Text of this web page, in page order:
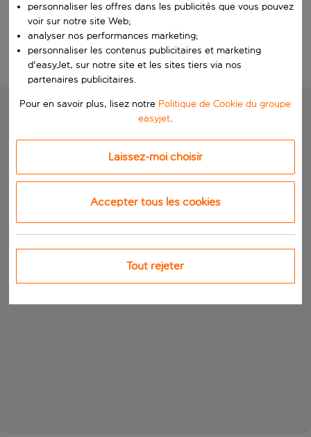
Rechercher
personnaliser les offres dans les publicités que vous pouvez
voir sur notre site Web;
analyser nos performances marketing;
personnaliser les contenus publicitaires et marketing
d'easyJet, sur notre site et les sites tiers via nos
partenaires publicitaires.
Pour en savoir plus, lisez notre Politique de Cookie du groupe
easyjet.
Laissez-moi choisir
Accepter tous les cookies
Tout rejeter